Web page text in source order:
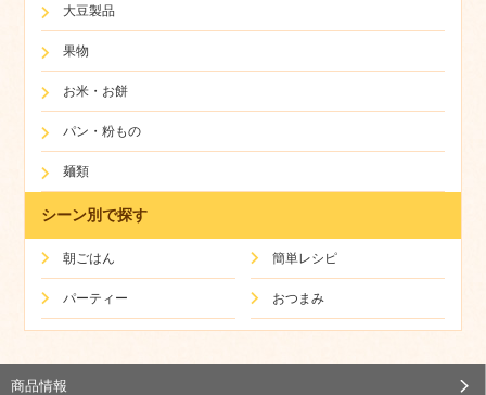
大豆製品
果物
お米・お餅
パン・粉もの
麺類
シーン別で探す
朝ごはん 簡単レシピ
パーティー おつまみ
商品情報